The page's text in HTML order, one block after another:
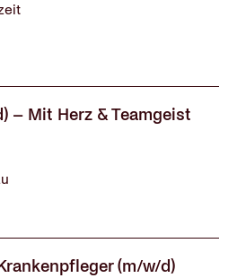
– Mit Herz & Teamgeist
(m/w/d)